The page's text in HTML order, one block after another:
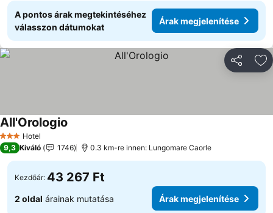
A pontos árak megtekintéséhez
válasszon dátumokat
Árak megjelenítése
3 Kategória
Hotel
All'Orologio
9,3 Kiváló 1746 0.3 km-re innen: Lungomare Caorle
Kezdőár: 43 267 Ft
2 oldal árainak mutatása Árak megjelenítése